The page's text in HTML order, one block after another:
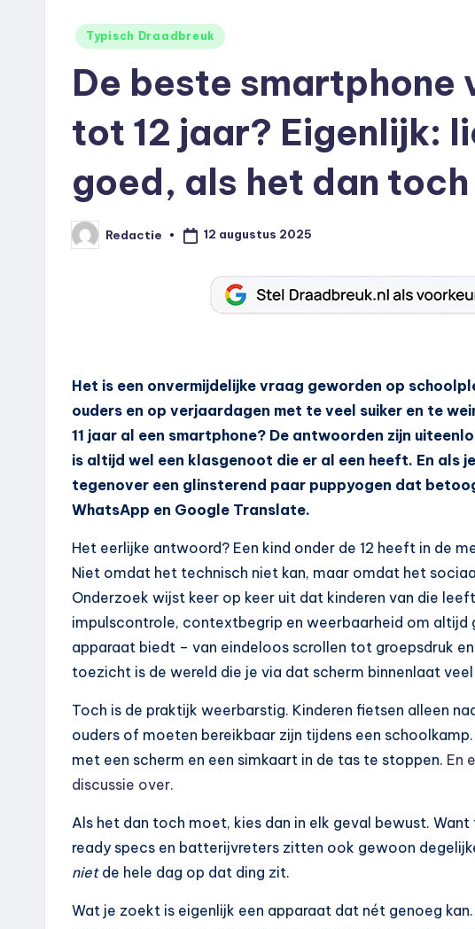
Geplaatst
Typisch Draadbreuk
De beste smartphone
tot 12 jaar? Eigenlijk:
goed, als het dan
Geplaatst
door
Redactie 12 augustus 2025
Het is een onvermijdelijke vraag geworden op
ouders en op verjaardagen met te veel suiker en te
11 jaar al een smartphone? De antwoorden zijn
is altijd wel een klasgenoot die er al een heeft. En als
tegenover een glinsterend paar puppyogen dat
WhatsApp en Google Translate.
Het eerlijke antwoord? Een kind onder de 12 heeft in de
Niet omdat het technisch niet kan, maar omdat het
Onderzoek wijst keer op keer uit dat kinderen van die
impulscontrole, contextbegrip en weerbaarheid om altijd
apparaat biedt – van eindeloos scrollen tot groepsdruk
toezicht is de wereld die je via dat scherm binnenlaat veel
Toch is de praktijk weerbarstig. Kinderen fietsen alleen
ouders of moeten bereikbaar zijn tijdens een
met een scherm en een simkaart in de tas te stoppen. En
discussie over.
Als het dan toch moet, kies dan in elk geval bewust.
ready specs en batterijvreters zitten ook gewoon
nietde hele dag op dat ding zit.
Wat je zoekt is eigenlijk een apparaat dat nét genoeg